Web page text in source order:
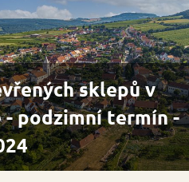
sklepů v
- podzimní termín -